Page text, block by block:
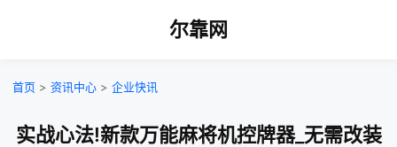
尔靠网
首页 > 资讯中心 > 企业快讯
实战心法!新款万能麻将机控牌器_无需改装